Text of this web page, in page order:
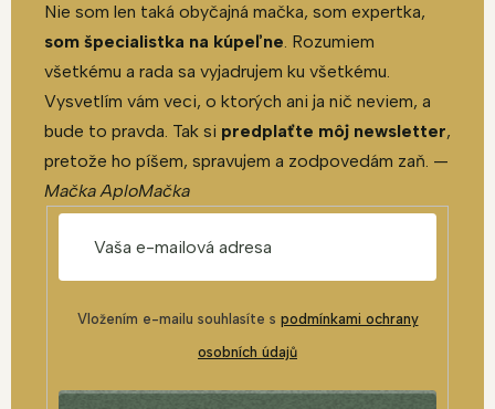
Nie som len taká obyčajná mačka, som expertka,
som špecialistka na kúpeľne. Rozumiem
všetkému a rada sa vyjadrujem ku všetkému.
Vysvetlím vám veci, o ktorých ani ja nič neviem, a
bude to pravda. Tak si predplaťte môj newsletter,
pretože ho píšem, spravujem a zodpovedám zaň. —
Mačka AploMačka
Vložením e-mailu souhlasíte s podmínkami ochrany
osobních údajů